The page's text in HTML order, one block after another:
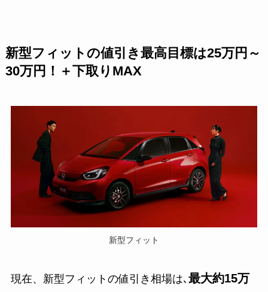
新型フィットの値引き最高目標は25万円～
30万円！＋下取りMAX
新型フィット
現在、新型フィットの値引き相場は､ 最大約15万